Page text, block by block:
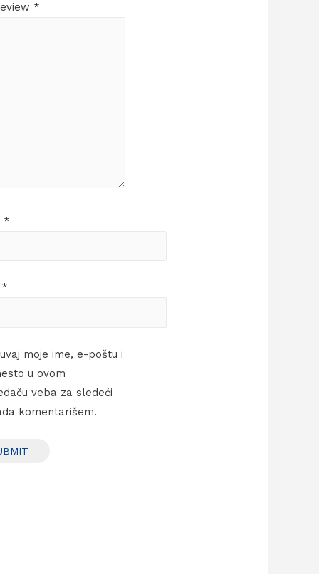
*
*
*
moje ime, e-poštu i
u ovom
veba za sledeći
komentarišem.